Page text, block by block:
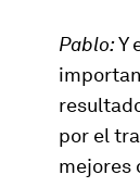
Pablo:Y
por el
mejores